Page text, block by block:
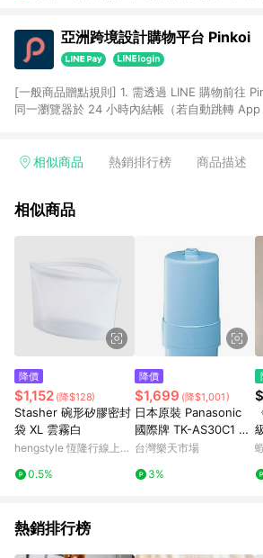
亞洲跨境設計購物平台 Pinkoi
[一般商品贈點規則] 1. 需透過 LINE 購物前往
同一瀏覽器於 24 小時內結帳（若自動跳轉
回饋訂單不得享有 Pinkoi 站方優惠，例如首購
行為，不具贈點資格，部分退款不在此限。 6.
貨後 45 天後發送。 8. 群眾募資商品，禮物卡
運費，攤位費等不具贈點資格。 9. LINE 購物站
顏色、價位、贈品如與 Pinkoi 商品資訊頁及購
Pinkoi 購物商品資訊頁及購物車標示為準。 10.
則請以點數紅包活動說明為準。 11. 若於 LINE
頁面後才首次下載 Pinkoi APP 並完成訂單，不
上，首次下載 Pinkoi APP 後，需透過 LINE 購
相似商品 熱銷排行榜 商品描述
相似商品
降價
$1,152 (降$128)
Stasher 碗形矽膠密封
袋 XL 雲霧白
hengstyle 恆隆行線上購
0.5%
降價
$1,699 (降$1,001)
日本原裝 Panasonic
國際牌 TK-AS30C1 濾
芯 濾心 適用 TK-AS30
購
台灣樂天市場
3%
熱銷排行榜